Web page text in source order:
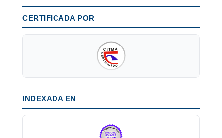
CERTIFICADA POR
INDEXADA EN